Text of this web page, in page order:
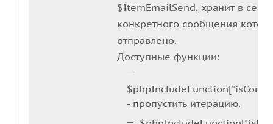
$ItemEmailSend, хранит в
конкретного сообщения
отправлено.
Доступные функции:
- пропустить итерацию.